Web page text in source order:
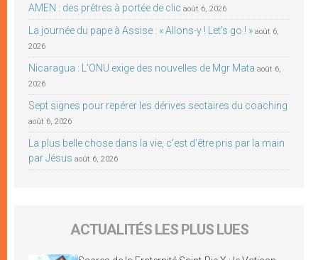
AMEN : des prêtres à portée de clic août 6, 2026
La journée du pape à Assise : « Allons-y ! Let’s go ! » août 6,
2026
Nicaragua : L’ONU exige des nouvelles de Mgr Mata août 6,
2026
Sept signes pour repérer les dérives sectaires du coaching
août 6, 2026
La plus belle chose dans la vie, c’est d’être pris par la main
par Jésus août 6, 2026
ACTUALITÉS LES PLUS LUES